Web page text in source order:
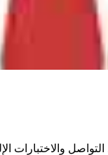
والاختبارات